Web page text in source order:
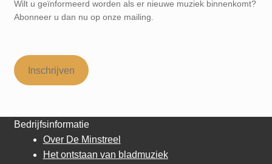
Wilt u geïnformeerd worden als er nieuwe muziek binnenkomt?
Abonneer u dan nu op onze mailing.
Inschrijven
Bedrijfsinformatie
Over De Minstreel
Het ontstaan van bladmuziek